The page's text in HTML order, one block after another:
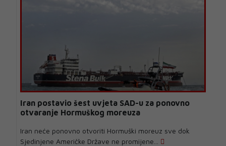
Iran postavio šest uvjeta SAD-u za ponovno
otvaranje Hormuškog moreuza
Iran neće ponovno otvoriti Hormuški moreuz sve dok
Sjedinjene Američke Države ne promijene...